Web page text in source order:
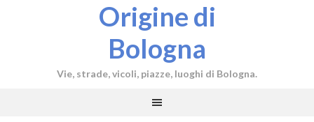
Origine di
Bologna
Vie, strade, vicoli, piazze, luoghi di Bologna.